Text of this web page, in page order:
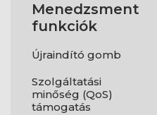
Menedzsment
funkciók
Újraindító gomb
Szolgáltatási
minőség (QoS)
támogatás